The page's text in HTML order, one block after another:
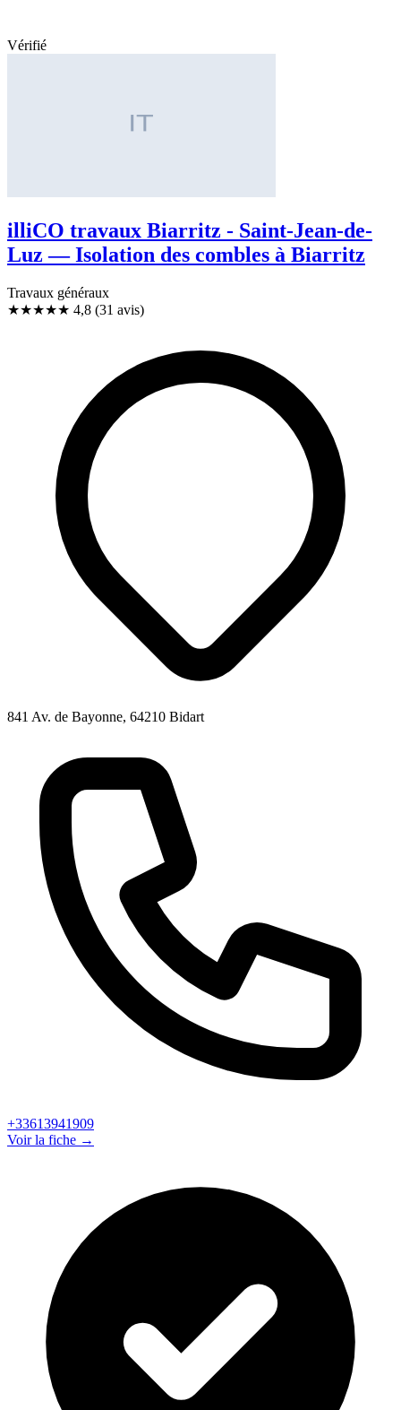
Vérifié
illiCO travaux Biarritz - Saint-Jean-de-
Luz — Isolation des combles à Biarritz
Travaux généraux
★★★★★ 4,8 (31 avis)
841 Av. de Bayonne, 64210 Bidart
+33613941909
Voir la fiche →